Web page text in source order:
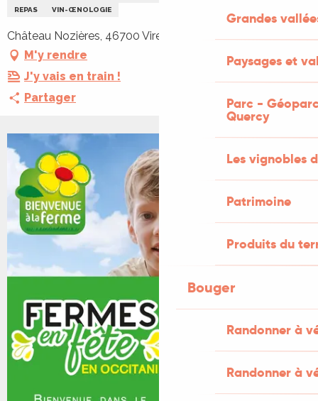
Grandes
Paysages et
Parc -
Quercy
Les vignobles
Patrimoine
Produits du
Bouger
Randonner à
Randonner à
REPAS
VIN-ŒNOLOGIE
Château Nozières, 46700 Vire-sur-Lot
M'y rendre
J'y vais en train !
Partager